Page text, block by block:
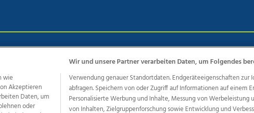
des Medienhauses Wimmer
OÖNachrichten OÖN Immobilien OÖN Karriere OÖN Reise
wie
Akzeptieren
Daten, um
oder
Wir und unsere Partner verarbeiten Daten, um Folgendes
Verwendung genauer Standortdaten. Endgeräteeigenschaften zur
abfragen. Speichern von oder Zugriff auf Informationen auf einem
Personalisierte Werbung und Inhalte, Messung von Werbeleistung
von Inhalten, Zielgruppenforschung sowie Entwicklung und